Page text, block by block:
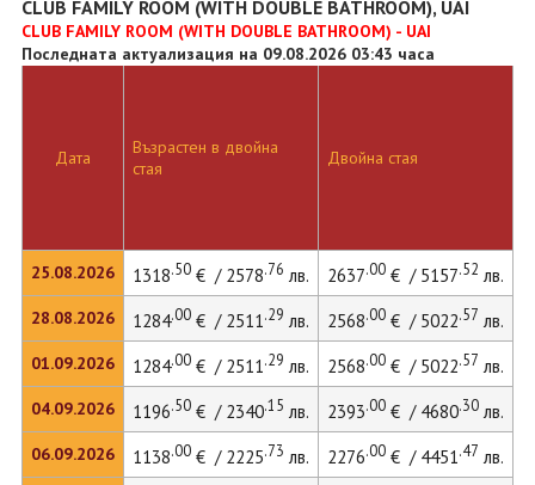
CLUB FAMILY ROOM (WITH DOUBLE BATHROOM), UAI
CLUB FAMILY ROOM (WITH DOUBLE BATHROOM) - UAI
Последната актуализация на 09.08.2026 03:43 часа
Дата
25.08.2026
28.08.2026
01.09.2026
04.09.2026
06.09.2026
Възрастен в двойна
стая
Двойна стая
1318.50€ / 2578.76 лв. 2637.00€ / 5157.52 лв.
1284.00€ / 2511.29 лв. 2568.00€ / 5022.57 лв.
1284.00€ / 2511.29 лв. 2568.00€ / 5022.57 лв.
1196.50€ / 2340.15 лв. 2393.00€ / 4680.30лв.
1138.00€ / 2225.73 лв. 2276.00€ / 4451.47 лв.